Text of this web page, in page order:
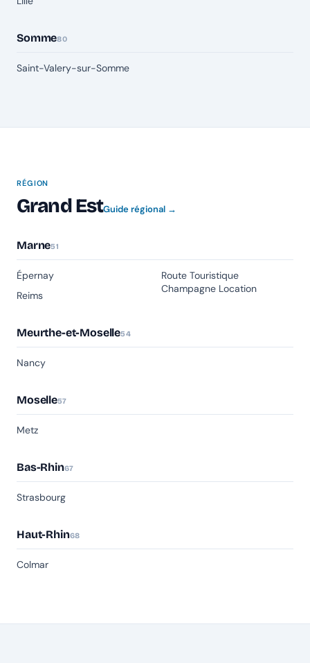
Somme80
Saint-Valery-sur-Somme
RÉGION
Grand EstGuide régional →
Marne51
Épernay
Reims
Route Touristique
Champagne Location
Meurthe-et-Moselle54
Nancy
Moselle57
Metz
Bas-Rhin67
Strasbourg
Haut-Rhin68
Colmar